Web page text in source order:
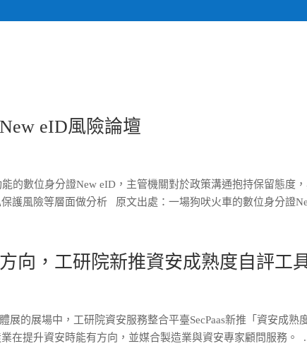
eID風險論壇
的數位身分證New eID，主管機關對於政策溝通抱持保留態度
護風險等層面做分析 原文出處：一場狗吠火車的數位身分證
向，工研院新推資安成熟度自評工
的展場中，工研院資安服務整合平臺SecPaas新推「資安成熟
在提升資安時能有方向，並媒合製造業與資安專家顧問服務。